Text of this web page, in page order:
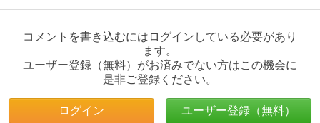
コメントを書き込むにはログインしている必要があり
ます。
ユーザー登録（無料）がお済みでない方はこの機会に
是非ご登録ください。
ログイン ユーザー登録（無料）